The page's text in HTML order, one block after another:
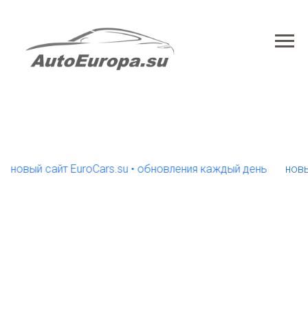
сайт EuroCars.su • обновления каждый день новый